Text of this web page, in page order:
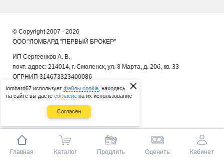
lombard67 использует файлы cookie , находясь
на сайте вы даете согласие на их использование
Согласен
© Copyright 2007 - 2026
ООО "ЛОМБАРД "ПЕРВЫЙ БРОКЕР"
ИП Сергеенков А. В.
почт. адрес: 214014, г. Смоленск, ул. 8 Марта, д. 20б, кв. 33
ОГРНИП 314673323400086
Главная Каталог Продлить Оценить Кабинет